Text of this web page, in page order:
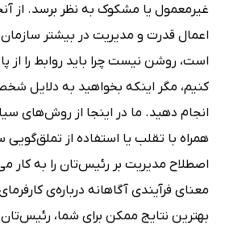
غیرمعمول یا مشکوک به نظر برسد. از
اعمال قدرت و مدیریت در بیشتر
است، روشن نیست چرا باید روابط را از
کنیم، مگر اینکه بخواهید به دلایل
انجام دهید. ما در اینجا از روش‌های
همراه با تقلب یا استفاده از
اصطلاح مدیریت بر رئیس‌تان را به کار
معنای فرآیندی آگاهانه درباره‌ی
بهترین نتایج ممکن برای شما،